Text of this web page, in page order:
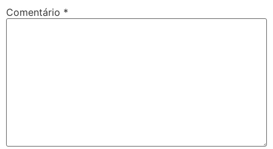
Comentário *